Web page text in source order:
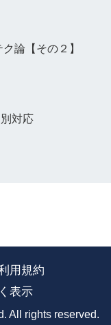
論【その２】
対応
用規約
表示
All rights reserved.